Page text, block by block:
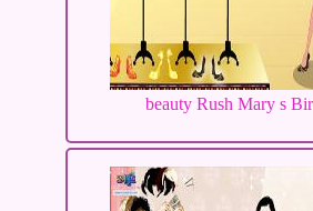
beauty Rush Mary s